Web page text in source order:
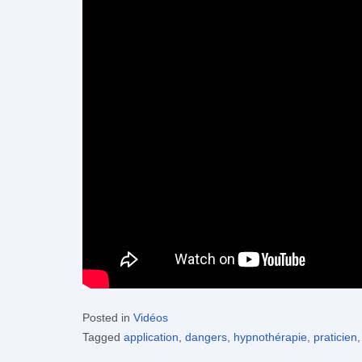
Posted in Vidéos
Tagged application dangers hypnothérapie praticien